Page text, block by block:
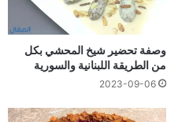
وصفة تحضير شيخ المحشي بكل
من الطريقة اللبنانية والسورية
2023-09-06